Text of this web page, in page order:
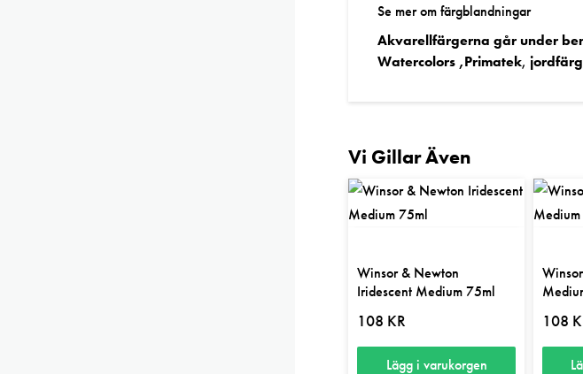
Se mer omfärgblandningar
Akvarellfärgerna går under
Watercolors ,Primatek,
Vi Gillar Även
Winsor & Newton
Iridescent Medium 75ml
108 KR
Lägg i varukorgen
108